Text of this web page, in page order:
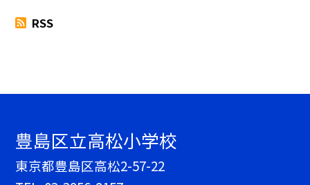
RSS
豊島区立高松小学校
東京都豊島区高松2-57-22